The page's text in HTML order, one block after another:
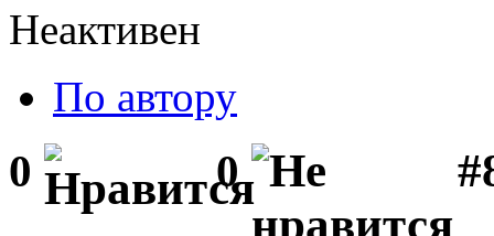
Неактивен
По автору
0 0